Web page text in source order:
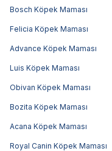
Bosch Köpek Maması
Felicia Köpek Maması
Advance Köpek Maması
Luis Köpek Maması
Obivan Köpek Maması
Bozita Köpek Maması
Acana Köpek Maması
Royal Canin Köpek Maması